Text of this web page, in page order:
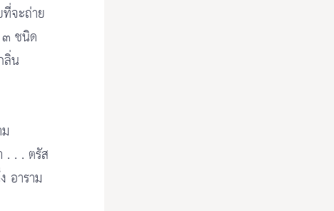
จะถ่าย
๓ ชนิด
ลิ่น
. . . ตรัส
อาราม